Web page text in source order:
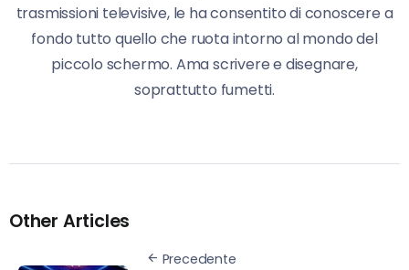
trasmissioni televisive, le ha consentito di conoscere a
fondo tutto quello che ruota intorno al mondo del
piccolo schermo. Ama scrivere e disegnare,
soprattutto fumetti.
Other Articles
Precedente